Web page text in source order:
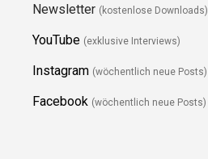
Newsletter (kostenlose Downloads)
YouTube (exklusive Interviews)
Instagram (wöchentlich neue Posts)
Facebook (wöchentlich neue Posts)